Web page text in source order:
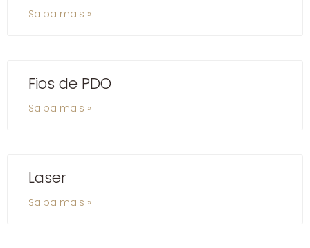
Saiba mais »
Fios de PDO
Saiba mais »
Laser
Saiba mais »